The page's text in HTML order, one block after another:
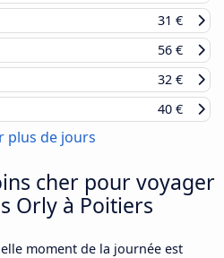
31 €
56 €
32 €
40 €
plus de jours
cher pour voyager
Orly à Poitiers
moment de la journée est